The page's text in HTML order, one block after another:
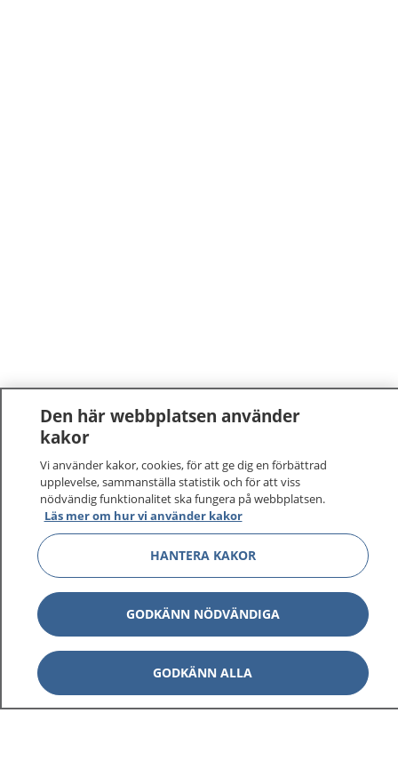
1177–tryggt om din hälsa och vård
På 1177.se får du råd om hälsa och information om
sjukdomar och vilka mottagningar du kan kontakta.
Logga in för att läsa din journal och göra dina
sjukvårdsrådgivning dygnet runt.
1177 ger dig råd när du vill må bättre.
Den här webbplatsen använder
kakor
Vi använder kakor, cookies, för att ge dig en förbättrad
upplevelse, sammanställa statistik och för att viss
nödvändig funktionalitet ska fungera på webbplatsen.
Läs mer om hur vi använder kakor
HANTERA KAKOR
GODKÄNN NÖDVÄNDIGA
GODKÄNN ALLA